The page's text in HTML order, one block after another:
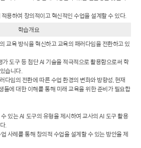
용하여 창의적이고 혁신적인 수업을 설계할 수 있다.
학습개요
교육 방식을 혁신하고 교육의 패러다임을 전환하고 있
가 도구 등 첨단 AI 기술을 적극적으로 활용함으로써 학
습니다.
다임의 전환에 따른 수업 환경의 변화와 방향성, 현재
들에 대한 이해를 통해 미래 교육을 위한 준비가 필요합
있는 AI 도구의 유형을 제시하여 교사의 AI 도구 활용
.
사례를 통해 창의적 수업을 설계할 수 있는 방안을 제